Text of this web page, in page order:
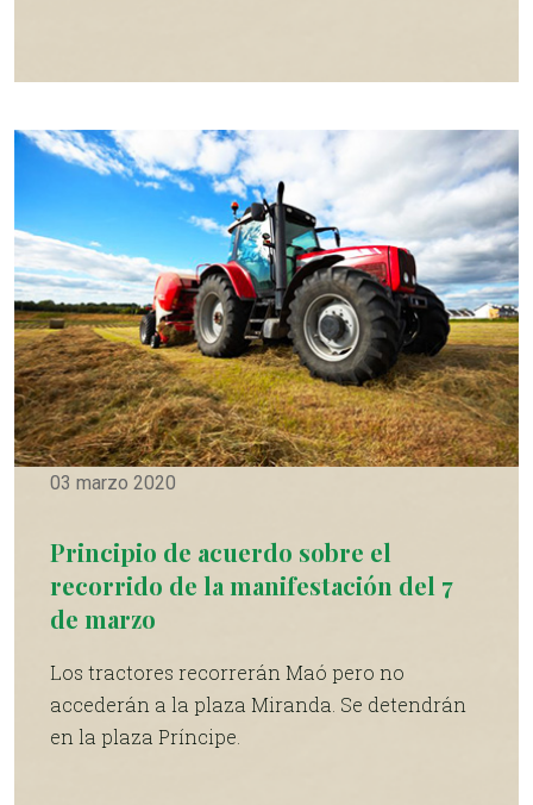
03 marzo 2020
Principio de acuerdo sobre el
recorrido de la manifestación del 7
de marzo
Los tractores recorrerán Maó pero no
accederán a la plaza Miranda. Se detendrán
en la plaza Príncipe.